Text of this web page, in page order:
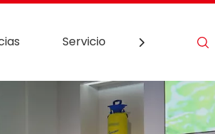
Servicio Contáctenos